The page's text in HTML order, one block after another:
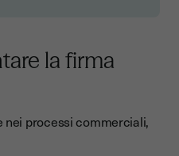
la firma
nei processi commerciali,